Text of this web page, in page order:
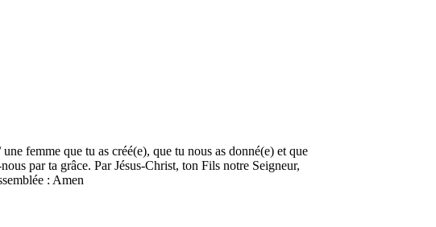
femme que tu as créé(e), que tu nous as donné(e) et que
par ta grâce. Par Jésus-Christ, ton Fils notre Seigneur,
: Amen